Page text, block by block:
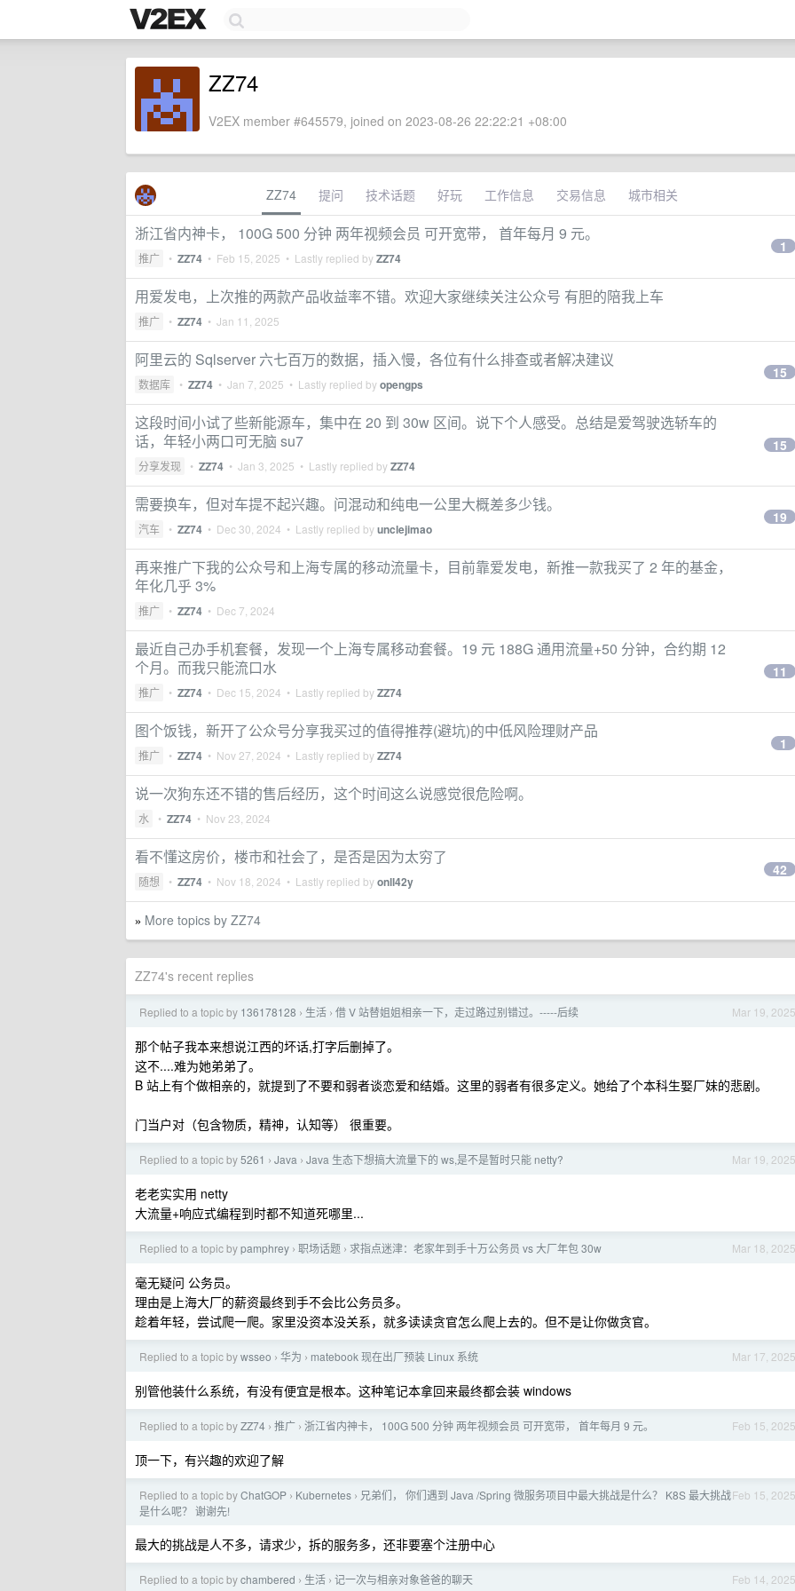
ZZ74
V2EX member #645579, joined on 2023-08-26 22:22:21 +08:00
ZZ74 提问 技术话题 好玩 工作信息 交易信息 城市相关
浙江省内神卡， 100G 500 分钟 两年视频会员 可开宽带， 首年每月 9 元。
推广 • ZZ74 • Feb 15, 2025 • Lastly replied byZZ74
1
用爱发电，上次推的两款产品收益率不错。欢迎大家继续关注公众号 有胆的陪我上车
推广 • ZZ74 • Jan 11, 2025
阿里云的 Sqlserver 六七百万的数据，插入慢，各位有什么排查或者解决建议
数据库 • ZZ74 • Jan 7, 2025 • Lastly replied byopengps
15
这段时间小试了些新能源车，集中在 20 到 30w 区间。说下个人感受。总结是爱驾驶选轿车的
话，年轻小两口可无脑 su7
分享发现 • ZZ74 • Jan 3, 2025 • Lastly replied byZZ74
15
需要换车，但对车提不起兴趣。问混动和纯电一公里大概差多少钱。
汽车 • ZZ74 • Dec 30, 2024 • Lastly replied byunclejimao
19
再来推广下我的公众号和上海专属的移动流量卡，目前靠爱发电，新推一款我买了 2 年的基金，
年化几乎 3%
推广 • ZZ74 • Dec 7, 2024
最近自己办手机套餐，发现一个上海专属移动套餐。19 元 188G 通用流量+50 分钟，合约期 12
个月。而我只能流口水
推广 • ZZ74 • Dec 15, 2024 • Lastly replied byZZ74
11
图个饭钱，新开了公众号分享我买过的值得推荐(避坑)的中低风险理财产品
推广 • ZZ74 • Nov 27, 2024 • Lastly replied byZZ74
1
说一次狗东还不错的售后经历，这个时间这么说感觉很危险啊。
水 • ZZ74 • Nov 23, 2024
看不懂这房价，楼市和社会了，是否是因为太穷了
随想 • ZZ74 • Nov 18, 2024 • Lastly replied byonll42y
42
» More topics by ZZ74
ZZ74's recent replies
Mar 19, 2025
Replied to a topic by 136178128 › 生活 › 借 V 站替姐姐相亲一下，走过路过别错过。-----后续
那个帖子我本来想说江西的坏话,打字后删掉了。
这不....难为她弟弟了。
B 站上有个做相亲的，就提到了不要和弱者谈恋爱和结婚。这里的弱者有很多定义。她给了个本科生娶厂妹的悲剧。
门当户对（包含物质，精神，认知等） 很重要。
Mar 19, 2025
Replied to a topic by5261 › Java › Java 生态下想搞大流量下的 ws,是不是暂时只能 netty?
老老实实用 netty
大流量+响应式编程到时都不知道死哪里...
Mar 18, 2025
Replied to a topic bypamphrey › 职场话题 › 求指点迷津：老家年到手十万公务员 vs 大厂年包 30w
毫无疑问 公务员。
理由是上海大厂的薪资最终到手不会比公务员多。
趁着年轻，尝试爬一爬。家里没资本没关系，就多读读贪官怎么爬上去的。但不是让你做贪官。
Mar 17, 2025
Replied to a topic bywsseo › 华为 › matebook 现在出厂预装 Linux 系统
别管他装什么系统，有没有便宜是根本。这种笔记本拿回来最终都会装 windows
Feb 15, 2025
Replied to a topic byZZ74 › 推广 › 浙江省内神卡， 100G 500 分钟 两年视频会员 可开宽带， 首年每月 9 元。
顶一下，有兴趣的欢迎了解
Feb 15, 2025
Replied to a topic byChatGOP › Kubernetes › 兄弟们， 你们遇到 Java /Spring 微服务项目中最大挑战是什么？ K8S 最大挑战
是什么呢？ 谢谢先!
最大的挑战是人不多，请求少，拆的服务多，还非要塞个注册中心
Feb 14, 2025
Replied to a topic bychambered › 生活 › 记一次与相亲对象爸爸的聊天